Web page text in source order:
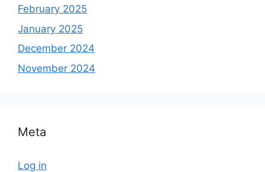
February 2025
January 2025
December 2024
November 2024
Meta
Log in